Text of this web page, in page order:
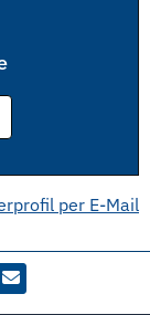
per E-Mail